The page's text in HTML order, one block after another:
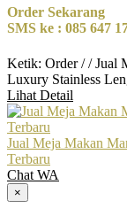
Order Sekarang
SMS ke : 085 647
Ketik: Order / / Jual
Luxury Stainless
Lihat Detail
Jual Meja Makan
Terbaru
Chat WA
×